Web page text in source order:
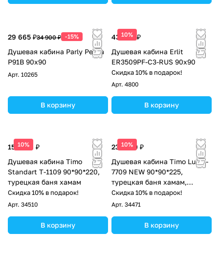
29 665 ₽34 900 ₽ -15%
Душевая кабина Parly Penta
P91B 90x90
Арт. 10265
В корзину
10%
43 604 ₽
Душевая кабина Erlit
ER3509PF-C3-RUS 90x90
Скидка 10% в подарок!
Арт. 4800
В корзину
10%
152 300 ₽
Душевая кабина Timo
Standart T-1109 90*90*220,
турецкая баня хамам
Скидка 10% в подарок!
Арт. 34510
В корзину
10%
233 200 ₽
Душевая кабина Timo Lux T-
7709 NEW 90*90*225,
турецкая баня хамам,
стульчик прозрачный
Скидка 10% в подарок!
Арт. 34471
В корзину